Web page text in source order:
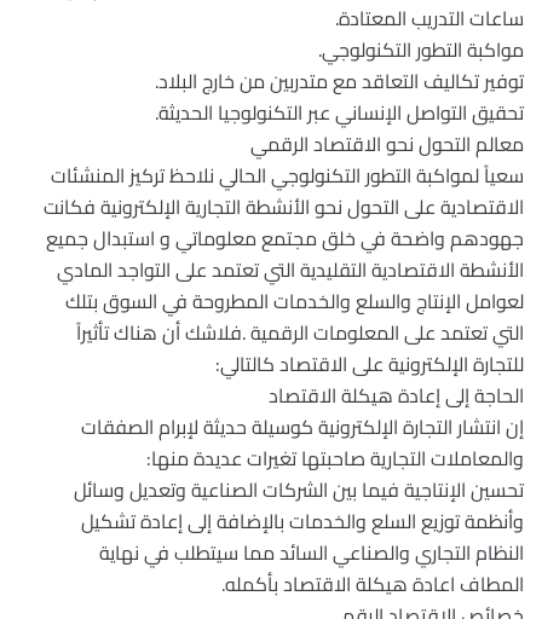
ساعات التدريب المعتادة.
مواكبة التطور التكنولوجي.
توفير تكاليف التعاقد مع متدربين من خارج البلاد.
تحقيق التواصل الإنساني عبر التكنولوجيا الحديثة.
معالم التحول نحو الاقتصاد الرقمي
سعياً لمواكبة التطور التكنولوجي الحالي نلاحظ تركيز المنشئات
الاقتصادية على التحول نحو الأنشطة التجارية الإلكترونية فكانت
جهودهم واضحة في خلق مجتمع معلوماتي و استبدال جميع
الأنشطة الاقتصادية التقليدية التي تعتمد على التواجد المادي
لعوامل الإنتاج والسلع والخدمات المطروحة في السوق بتلك
التي تعتمد على المعلومات الرقمية .فلاشك أن هناك تأثيراً
للتجارة الإلكترونية على الاقتصاد كالتالي:
الحاجة إلى إعادة هيكلة الاقتصاد
إن انتشار التجارة الإلكترونية كوسيلة حديثة لإبرام الصفقات
والمعاملات التجارية صاحبتها تغيرات عديدة منها:
تحسين الإنتاجية فيما بين الشركات الصناعية وتعديل وسائل
وأنظمة توزيع السلع والخدمات بالإضافة إلى إعادة تشكيل
النظام التجاري والصناعي السائد مما سيتطلب في نهاية
المطاف اعادة هيكلة الاقتصاد بأكمله.